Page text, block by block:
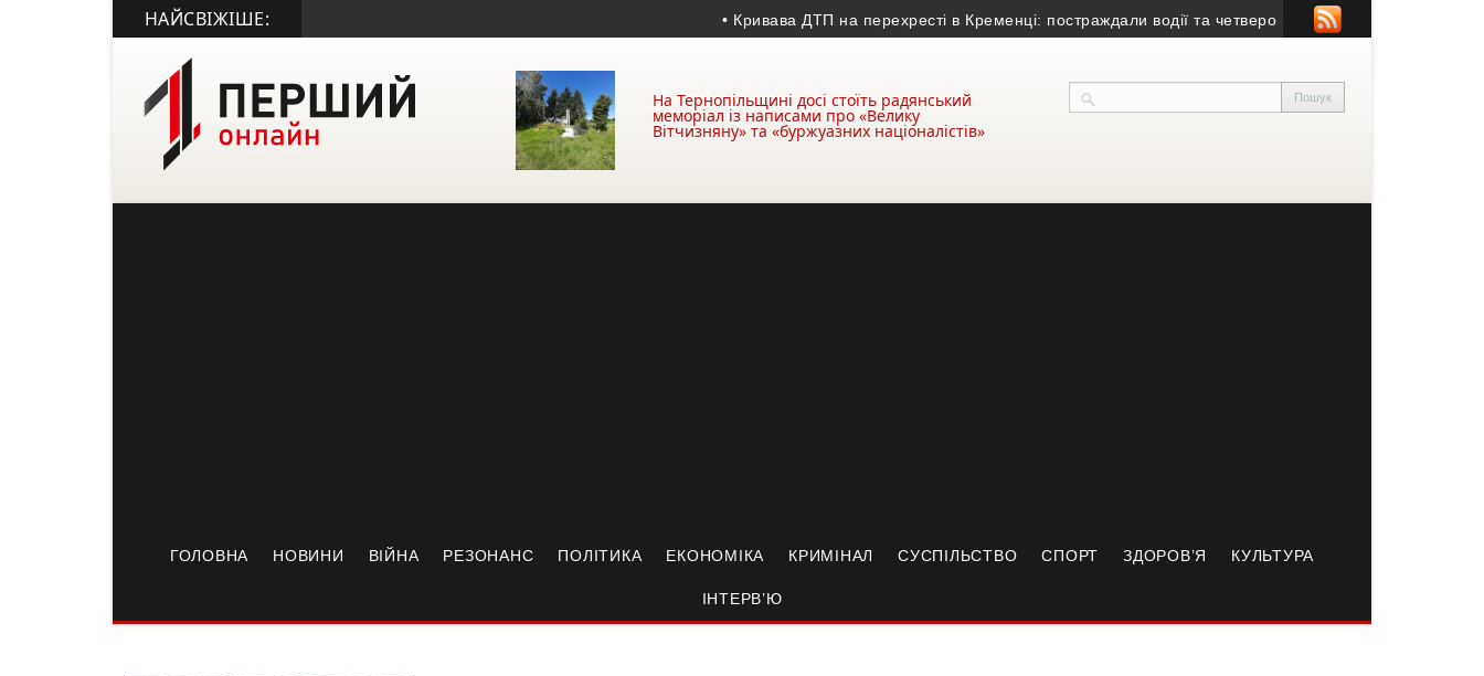
НАЙСВІЖІШЕ: • Кривава ДТП на перехресті в Кременці: постраждали водії та четверо пасажирів • У Тернополі
На Тернопільщині досі стоїть радянський
меморіал із написами про «Велику
Вітчизняну» та «буржуазних націоналістів»
ГОЛОВНА НОВИНИ ВІЙНА РЕЗОНАНС ПОЛІТИКА ЕКОНОМІКА КРИМІНАЛ СУСПІЛЬСТВО СПОРТ ЗДОРОВ’Я КУЛЬТУРА
ІНТЕРВ’Ю